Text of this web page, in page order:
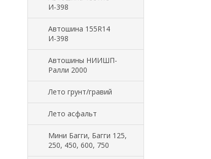
И-398
Автошина 155R14
И-398
Автошины НИИШП-
Ралли 2000
Лето грунт/гравий
Лето асфальт
Мини Багги, Багги 125,
250, 450, 600, 750